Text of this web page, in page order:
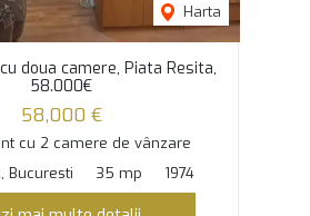
Harta
doua camere, Piata Resita,
58.000€
58,000 €
cu 2 camere de vânzare
Bucuresti
35 mp 1974